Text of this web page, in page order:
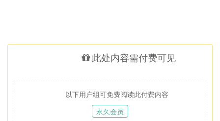
此处内容需付费可见
以下用户组可免费阅读此付费内容
永久会员